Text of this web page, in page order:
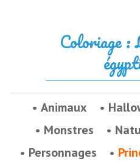
Coloriage :
Animaux
Monstres
Personnages